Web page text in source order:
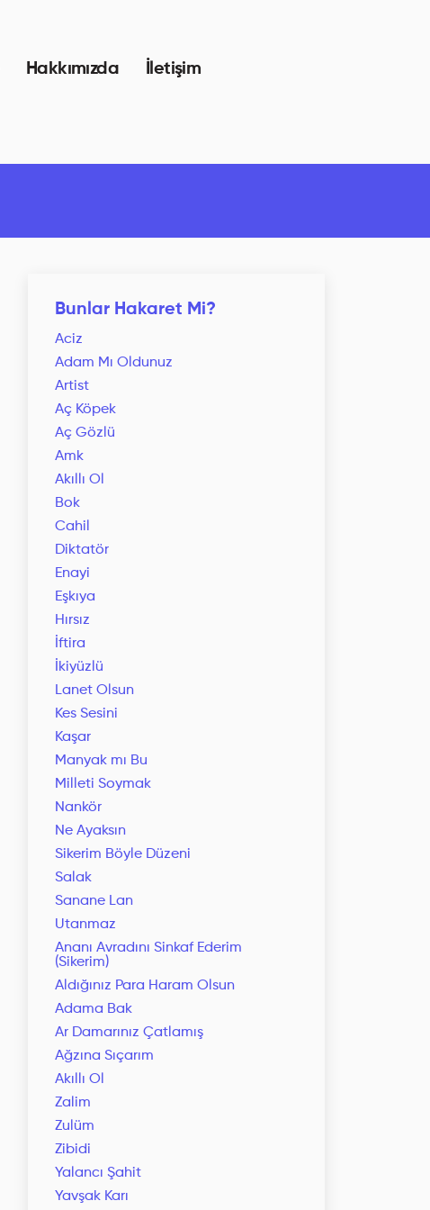
Hakkımızda İletişim
Bunlar Hakaret Mi?
Aciz
Adam Mı Oldunuz
Artist
Aç Köpek
Aç Gözlü
Amk
Akıllı Ol
Bok
Cahil
Diktatör
Enayi
Eşkıya
Hırsız
İftira
İkiyüzlü
Lanet Olsun
Kes Sesini
Kaşar
Manyak mı Bu
Milleti Soymak
Nankör
Ne Ayaksın
Sikerim Böyle Düzeni
Salak
Sanane Lan
Utanmaz
Ananı Avradını Sinkaf Ederim
(Sikerim)
Aldığınız Para Haram Olsun
Adama Bak
Ar Damarınız Çatlamış
Ağzına Sıçarım
Akıllı Ol
Zalim
Zulüm
Zibidi
Yalancı Şahit
Yavşak Karı